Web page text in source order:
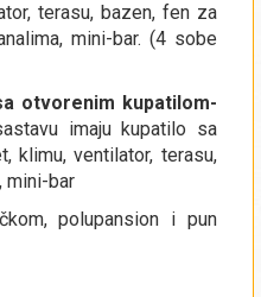
terasu, bazen, fen za
mini-bar. (4 sobe
otvorenim kupatilom-
imaju kupatilo sa
klimu, ventilator, terasu,
mini-bar
polupansion i pun